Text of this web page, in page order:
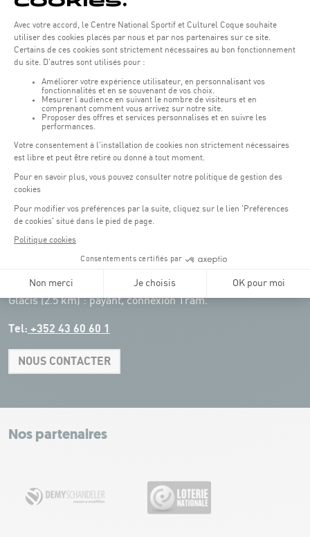
Pensez à vous informer des horaires d'ouverture de chaque activité.
Accès :
Transport en commun: Arrêt Tram "Coque"
Parkings:
(1)Parking Coque : payant -3 heures offertes pour les
clients Coque(hors manifestations)
Pendant les jours d'événements à la Coque, les places de parkings sont
restreintes. Veuillez privilégier les transports en commun dans la mesure du
possible.
Place de l'Europe (1.1 km) : payant, connexion Tram.
Glacis (2.5 km) : payant, connexion Tram.
Tel: +352 43 60 60 1
NOUS CONTACTER
+
−
Leaflet|Map tiles by Carto, under CC BY 3.0. Data by OpenStreetMap, under
Nos partenaires